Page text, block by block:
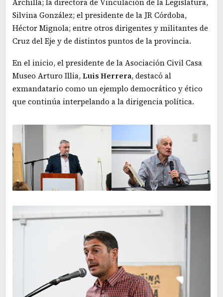
Archilla; la directora de Vinculación de la Legislatura,
Silvina González; el presidente de la JR Córdoba,
Héctor Mignola; entre otros dirigentes y militantes de
Cruz del Eje y de distintos puntos de la provincia.
En el inicio, el presidente de la Asociación Civil Casa
Museo Arturo Illia,Luis Herrera, destacó al
exmandatario como un ejemplo democrático y ético
que continúa interpelando a la dirigencia política.